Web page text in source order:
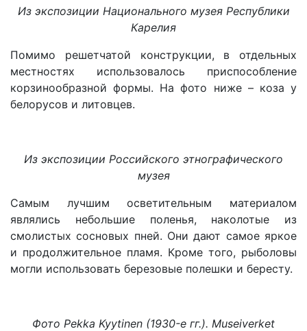
Из экспозиции Национального музея Республики
Карелия
Помимо решетчатой конструкции, в отдельных
местностях использовалось приспособление
корзинообразной формы. На фото ниже – коза у
белорусов и литовцев.
Из экспозиции Российского этнографического
музея
Самым лучшим осветительным материалом
являлись небольшие поленья, наколотые из
смолистых сосновых пней. Они дают самое яркое
и продолжительное пламя. Кроме того, рыболовы
могли использовать березовые полешки и бересту.
Фото Pekka Kyytinen (1930-е гг.). Museiverket